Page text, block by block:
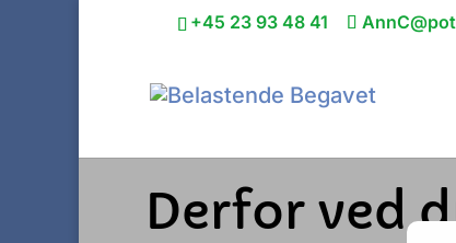
+45 23 93 48 41
Derfor ved